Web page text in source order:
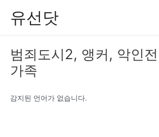
유선닷
범죄도시2, 앵커, 악인
가족
감지된 언어가 없습니다.